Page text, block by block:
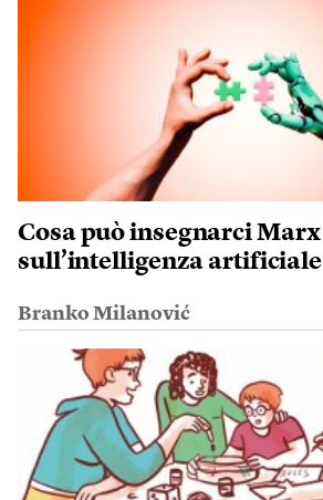
Cosa può insegnarci Marx
sull’intelligenza artificiale
Branko Milanović